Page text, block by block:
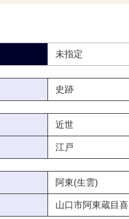
未指定
史跡
近世
江戸
阿東(生雲)
山口市阿東蔵目喜